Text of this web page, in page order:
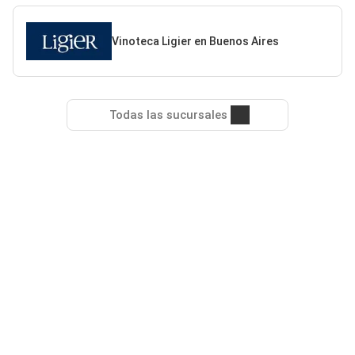
Vinoteca Ligier en Buenos Aires
Todas las sucursales